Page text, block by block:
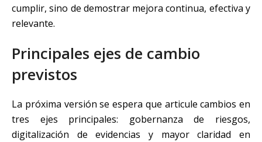
cumplir, sino de demostrar mejora continua, efectiva y
relevante.
Principales ejes de cambio
previstos
La próxima versión se espera que articule cambios en
tres ejes principales: gobernanza de riesgos,
digitalización de evidencias y mayor claridad en